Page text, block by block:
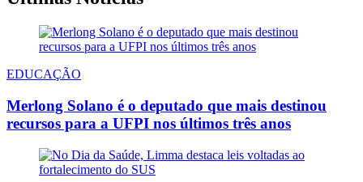
EDUCAÇÃO
Merlong Solano é o deputado que mais destinou
recursos para a UFPI nos últimos três anos